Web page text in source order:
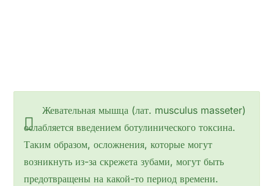
Жевательная мышца (лат. musculus masseter)
ослабляется введением ботулинического токсина.
Таким образом, осложнения, которые могут
возникнуть из-за скрежета зубами, могут быть
предотвращены на какой-то период времени.